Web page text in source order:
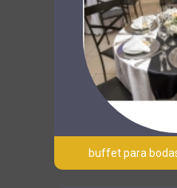
buffet para